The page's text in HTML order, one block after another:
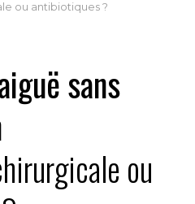
ou antibiotiques ?
sans
ou